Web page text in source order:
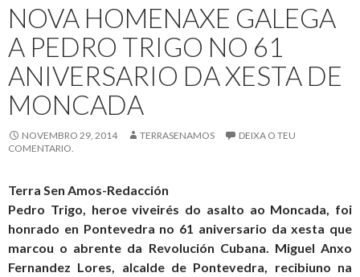
millóns
de
dólares
en
cinco
décadas
NOVA HOMENAXE GALEGA
A PEDRO TRIGO NO 61
ANIVERSARIO DA XESTA DE
MONCADA
NOVEMBRO 29, 2014 TERRASENAMOS
DEIXA O TEU
COMENTARIO.
Terra Sen Amos-Redacción
Pedro Trigo, heroe viveirés do asalto ao Moncada, foi
honrado en Pontevedra no 61 aniversario da xesta que
marcou o abrente da Revolución Cubana. Miguel Anxo
Fernandez Lores, alcalde de Pontevedra, recibiuno na